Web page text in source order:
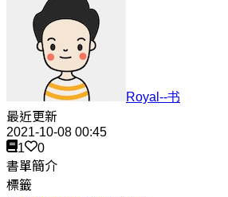
Royal--书
最近更新
2021-10-08 00:45
1
0
書單簡介
標籤